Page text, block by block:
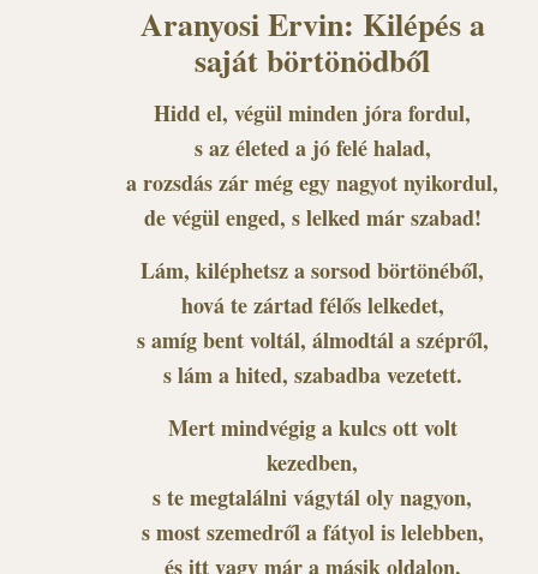
Aranyosi Ervin: Kilépés a
saját börtönödből
Hidd el, végül minden jóra fordul,
s az életed a jó felé halad,
a rozsdás zár még egy nagyot nyikordul,
de végül enged, s lelked már szabad!
Lám, kiléphetsz a sorsod börtönéből,
hová te zártad félős lelkedet,
s amíg bent voltál, álmodtál a szépről,
s lám a hited, szabadba vezetett.
Mert mindvégig a kulcs ott volt
kezedben,
s te megtalálni vágytál oly nagyon,
s most szemedről a fátyol is lelebben,
és itt vagy már a másik oldalon.